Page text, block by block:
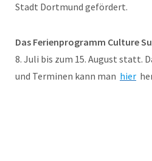
Stadt Dortmund gefördert.
Das Ferienprogramm Culture
8. Juli bis zum 15. August statt.
und Terminen kann man hier